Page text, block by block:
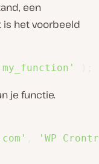
een
is het voorbeeld
je functie.
'WP